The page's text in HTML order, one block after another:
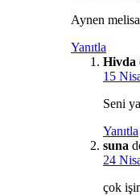
Aynen
Yanıtla
Hivda
15
Seni
Yanıtla
suna
24
çok